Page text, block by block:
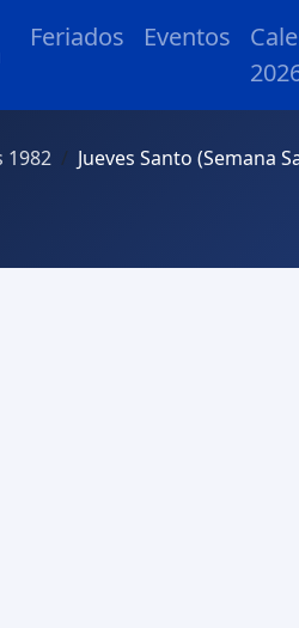
Feriados Eventos
1982 Jueves Santo (Semana